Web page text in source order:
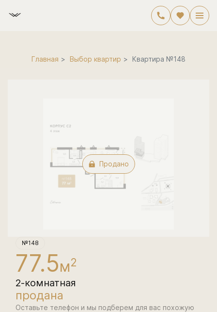
Главная Выбор квартир Квартира №148
2-комнатная77.5 м Цена по запросу
Продано
№148
77.5м2
2-комнатная
продана
Оставьте телефон и мы подберем для вас похожую